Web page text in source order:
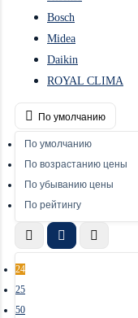
Bosch
Midea
Daikin
ROYAL CLIMA
По умолчанию
По умолчанию
По возрастанию цены
По убыванию цены
По рейтингу
24
25
50